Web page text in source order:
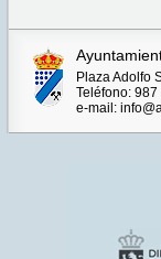
Plaza Adolfo
Teléfono:
e-mail: